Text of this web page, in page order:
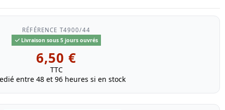
RÉFÉRENCE T4900/44
Livraison sous 5 jours ouvrés
6,50 €
TTC
entre 48 et 96 heures si en stock